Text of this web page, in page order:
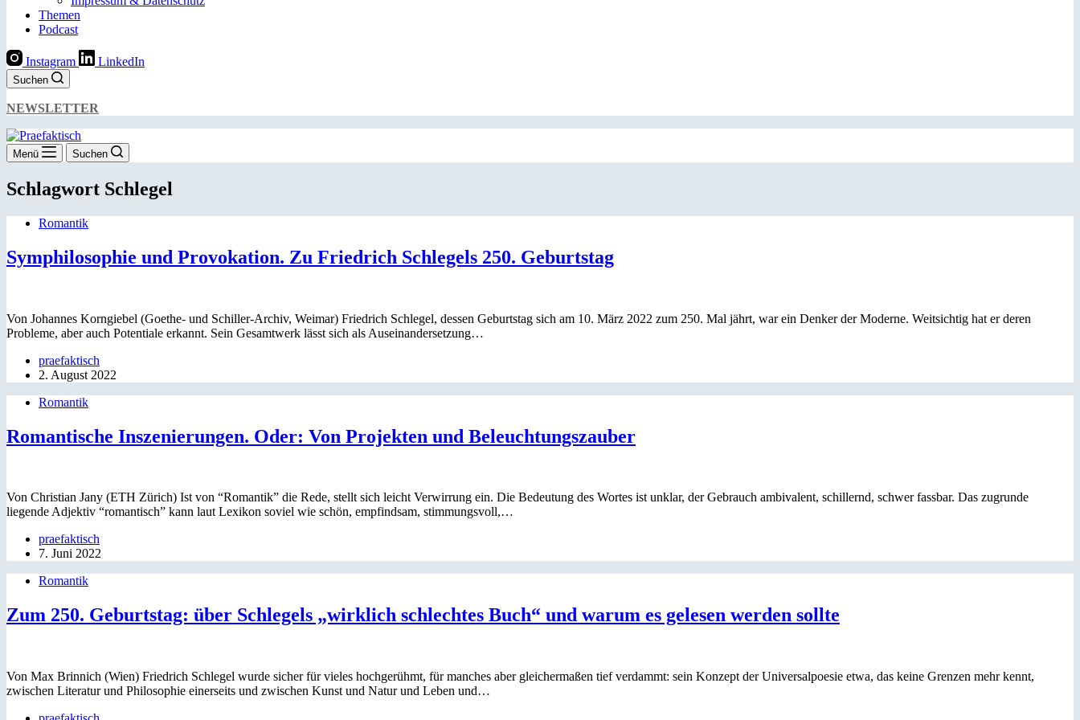
Themen
Podcast
Instagram LinkedIn
Suchen
NEWSLETTER
Menü Suchen
Schlagwort Schlegel
Romantik
Symphilosophie und Provokation. Zu Friedrich Schlegels 250. Geburtstag
Von Johannes Korngiebel (Goethe- und Schiller-Archiv, Weimar) Friedrich Schlegel, dessen Geburtstag sich am 10. März 2022 zum 250. Mal jährt, war ein Denker der Moderne. Weitsichtig hat er deren
Probleme, aber auch Potentiale erkannt. Sein Gesamtwerk lässt sich als Auseinandersetzung…
praefaktisch
2. August 2022
Romantik
Romantische Inszenierungen. Oder: Von Projekten und Beleuchtungszauber
Von Christian Jany (ETH Zürich) Ist von “Romantik” die Rede, stellt sich leicht Verwirrung ein. Die Bedeutung des Wortes ist unklar, der Gebrauch ambivalent, schillernd, schwer fassbar. Das zugrunde
liegende Adjektiv “romantisch” kann laut Lexikon soviel wie schön, empfindsam, stimmungsvoll,…
praefaktisch
7. Juni 2022
Romantik
Zum 250. Geburtstag: über Schlegels „wirklich schlechtes Buch“ und warum es gelesen werden sollte
Von Max Brinnich (Wien) Friedrich Schlegel wurde sicher für vieles hochgerühmt, für manches aber gleichermaßen tief verdammt: sein Konzept der Universalpoesie etwa, das keine Grenzen mehr kennt,
zwischen Literatur und Philosophie einerseits und zwischen Kunst und Natur und Leben und…